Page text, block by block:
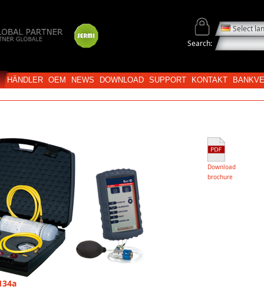
Select
Search:
HÄNDLER OEM NEWS DOWNLOAD SUPPORT KONTAKT
Download
brochure